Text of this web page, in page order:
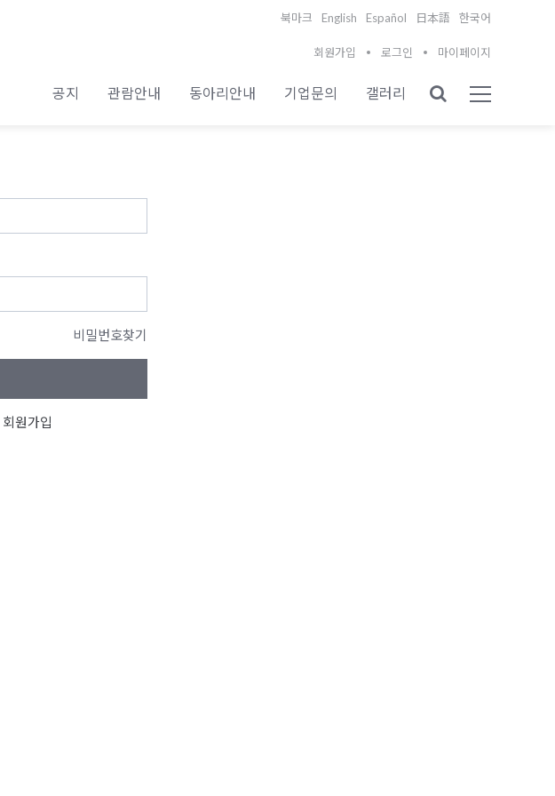
북마크 English Español 日本語 한국어
회원가입 로그인 마이페이지
공지 관람안내 동아리안내 기업문의 갤러리
비밀번호찾기
회원가입